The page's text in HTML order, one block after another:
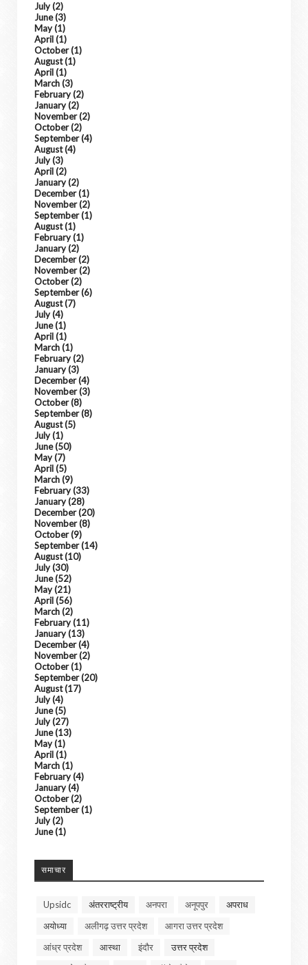
July(2)
June(3)
May(1)
April(1)
October(1)
August(1)
April(1)
March(3)
February(2)
January(2)
November(2)
October(2)
September(4)
August(4)
July(3)
April(2)
January(2)
December(1)
November(2)
September(1)
August(1)
February(1)
January(2)
December(2)
November(2)
October(2)
September(6)
August(7)
July(4)
June(1)
April(1)
March(1)
February(2)
January(3)
December(4)
November(3)
October(8)
September(8)
August(5)
July(1)
June(50)
May(7)
April(5)
March(9)
February(33)
January(28)
December(20)
November(8)
October(9)
September(14)
August(10)
July(30)
June(52)
May(21)
April(56)
March(2)
February(11)
January(13)
December(4)
November(2)
October(1)
September(20)
August(17)
July(4)
June(5)
July(27)
June(13)
May(1)
April(1)
March(1)
February(4)
January(4)
October(2)
September(1)
July(2)
June(1)
समाचार
Upsidc अंतरराष्ट्रीय अनपरा अनूपपुर
अपराध
अयोध्या
अलीगढ़ उत्तर प्रदेश
आगरा उत्तर प्रदेश
आंध्र प्रदेश
आस्था इंदौर
उत्तर प्रदेश